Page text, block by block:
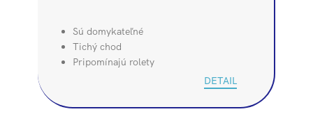
Sú domykateľné
Tichý chod
Pripomínajú rolety
DETAIL